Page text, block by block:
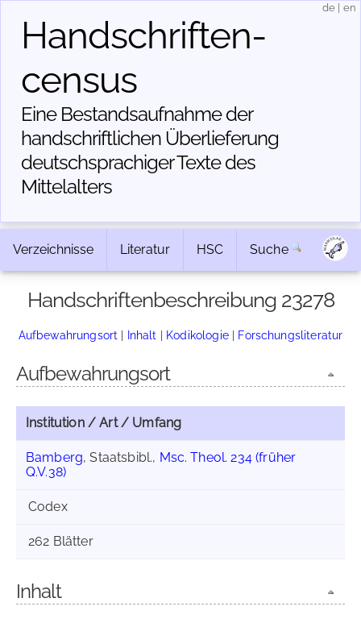
Handschriften­
census
Eine Bestandsaufnahme der
handschriftlichen Über­lieferung
deutschsprachiger Texte des
Mittelalters
de en
Verzeichnisse Literatur HSC Suche
Handschriftenbeschreibung 23278
Aufbewahrungsort | Inhalt | Kodikologie| Forschungsliteratur
Aufbewahrungsort
Institution / Art / Umfang
Bamberg, Staatsbibl., Msc. Theol. 234 (früher
Q.V.38)
Codex
262 Blätter
Inhalt